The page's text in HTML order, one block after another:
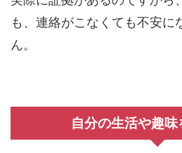
も、連絡がこなくても不安に
ん。
自分の生活や趣味